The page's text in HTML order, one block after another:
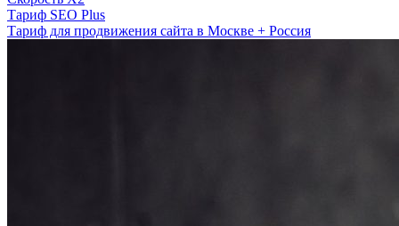
Тариф SEO Plus
Тариф для продвижения сайта в Москве + Россия